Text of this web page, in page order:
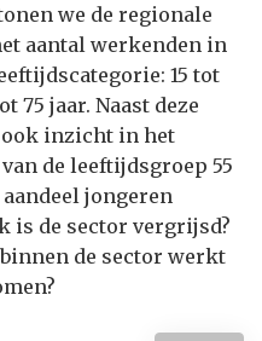
we de regionale
aantal werkenden in
15 tot
75 jaar. Naast deze
inzicht in het
de leeftijdsgroep 55
jongeren
is de sector vergrijsd?
de sector werkt